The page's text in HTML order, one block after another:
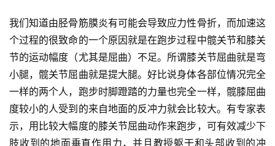
我们知道由胫骨筋膜炎有可能会导致应力性骨折，而加速这
个过程的很致命的一个原因就是在跑步过程中髋关节和膝关
节的运动幅度（尤其是屈曲）不足。所谓膝关节屈曲就是弯
小腿，髋关节屈曲就是提大腿。好比说身体各部位情况完全
一样的两个人，跑步时脚蹬踏的力量也完全一样，髋膝屈曲
度较小的人受到的来自地面的反冲力就会比较大。有专家表
示，用比较大幅度的膝关节屈曲动作来跑步，可有效减少下
肢收到的地面垂直作用力，并且教授躯干和头部收到的冲